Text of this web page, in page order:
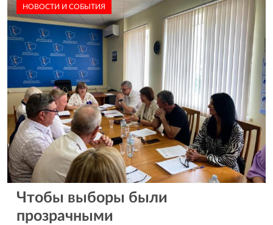
НОВОСТИ И СОБЫТИЯ
Чтобы выборы были
прозрачными